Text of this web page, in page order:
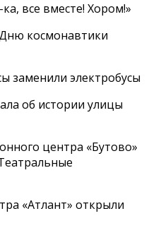
все вместе! Хором!»
космонавтики
заменили электробусы
об истории улицы
центра «Бутово»
«Атлант» открыли